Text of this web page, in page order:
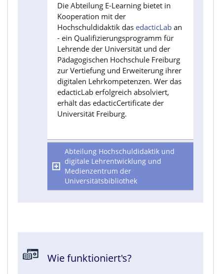
Die Abteilung E-Learning bietet in
Kooperation mit der
Hochschuldidaktik dasedacticLaban
- ein Qualifizierungsprogramm für
Lehrende der Universität und der
Pädagogischen Hochschule Freiburg
zur Vertiefung und Erweiterung ihrer
digitalen Lehrkompetenzen. Wer das
edacticLab erfolgreich absolviert,
erhält das edacticCertificate der
Universität Freiburg.
Abteilung Hochschuldidaktik und
digitale Lehrentwicklung und
Medienzentrum der
Universitätsbibliothek
Wie funktioniert's?